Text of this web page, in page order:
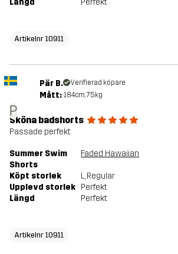
Artikelnr 10911
P
Pär B. Verifierad köpare
Mått: 184cm, 75kg
Sköna badshorts
Passade perfekt
Summer Swim
Shorts
Faded Hawaiian
Köpt storlek L, Regular
Upplevd storlek Perfekt
Längd
Perfekt
Artikelnr 10911